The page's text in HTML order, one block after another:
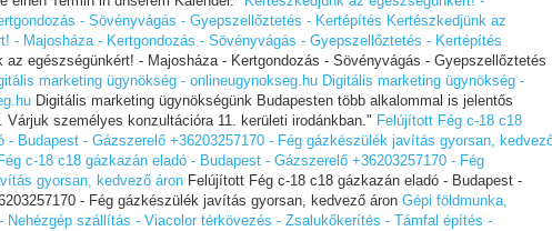
- Sövényvágás - Gyepszellőztetés - Kertépítés Kertészkedjünk az
- Majosháza - Kertgondozás - Sövényvágás - Gyepszellőztetés - Kertépítés
az egészségünkért! - Majosháza - Kertgondozás - Sövényvágás - Gyepszellőztetés
marketing ügynökség - onlineugynokseg.hu Digitális marketing ügynökség -
Digitális marketing ügynökségünk Budapesten több alkalommal is jelentős
Várjuk személyes konzultációra 11. kerületi irodánkban." Felújított Fég c-18 c18
- Budapest - Gázszerelő +36203257170 - Fég gázkészülék javítás gyorsan,
c-18 c18 gázkazán eladó - Budapest - Gázszerelő +36203257170 - Fég
gyorsan, kedvező áron Felújított Fég c-18 c18 gázkazán eladó - Budapest -
- Fég gázkészülék javítás gyorsan, kedvező áron Gépi földmunka,
Nehézgép szállítás - Viacolor térkövezés - Zsalukőkerítés - Támfal építés -